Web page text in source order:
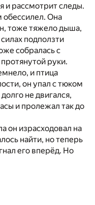
и рассмотрит следы.
обессилел. Она
тоже тяжело дыша,
подползти
собралась с
руки.
и птица
он упал с тюком
не двигался,
и пролежал так до
он израсходовал на
найти, но теперь
его вперёд. Но